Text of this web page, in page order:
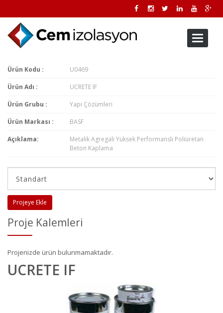
Toggle
Ürün Kodu : U0469
Ürün Adı : UCRETE IF
Ürün Grubu : Yapı Çözümleri
Ürün Markası : BASF
Açıklama:
Metalik Agregalı Yüksek Performanslı Poliüretan
Beton Kaplama
Projeye Ekle
Proje Kalemleri
Projenizde ürün bulunmamaktadır.
UCRETE IF